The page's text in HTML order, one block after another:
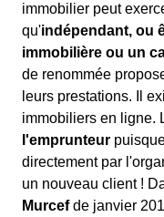
immobilier peut
qu'indépendant, ou
immobilière ou un
de renommée
leurs prestations. Il
immobiliers en ligne.
l'emprunteur
directement par
un nouveau client !
Murcefde janvier